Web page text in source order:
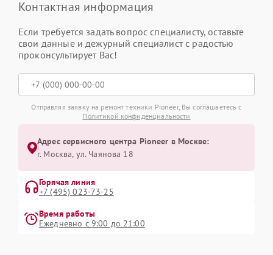
Контактная информация
Если требуется задать вопрос специалисту, оставьте
свои данные и дежурный специалист с радостью
проконсультирует Вас!
Отправляя заявку на ремонт техники Pioneer, Вы соглашаетесь с
Политикой конфиденциальности
Адрес сервисного центра Pioneer в Москве:
г. Москва, ул. Чаянова 18
Горячая линия
+7 (495) 023-73-25
Время работы
Ежедневно с 9:00 до 21:00